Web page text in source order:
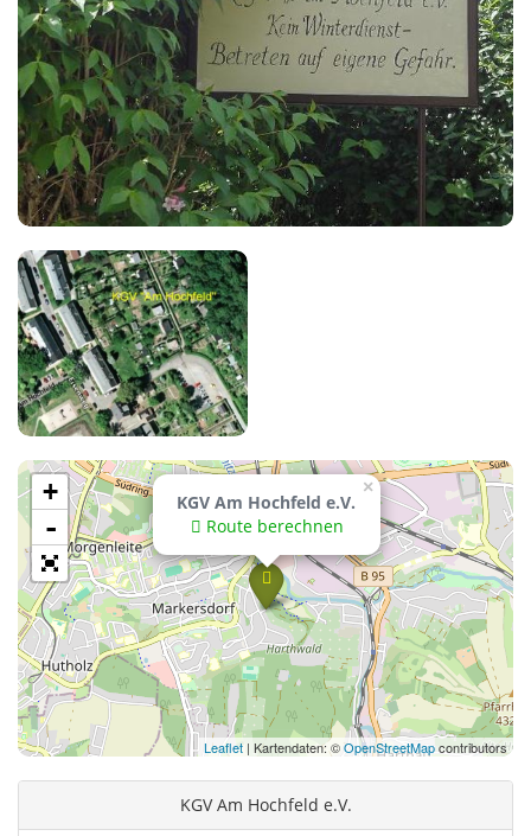
×
KGV Am Hochfeld e.V.
Route berechnen
+
-
Leaflet | Kartendaten: ©OpenStreetMapcontributors
KGV Am Hochfeld e.V.